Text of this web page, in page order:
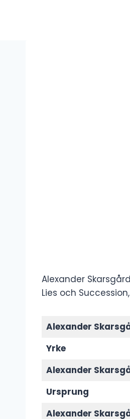
Alexander
Lies och
Alexander
Yrke
Alexander
Ursprung
Alexander